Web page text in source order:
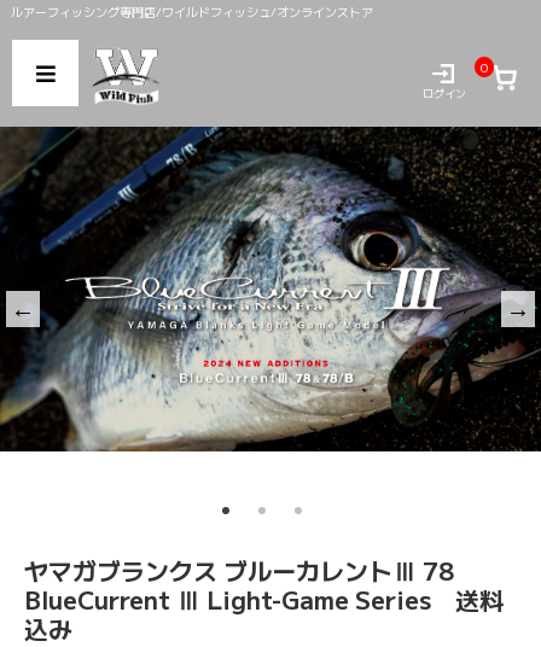
ルアーフィッシング専門店/ワイルドフィッシュ/オンラインストア
ログイン
0
ヤマガブランクス ブルーカレントⅢ 78
BlueCurrent Ⅲ Light-Game Series 送料
込み